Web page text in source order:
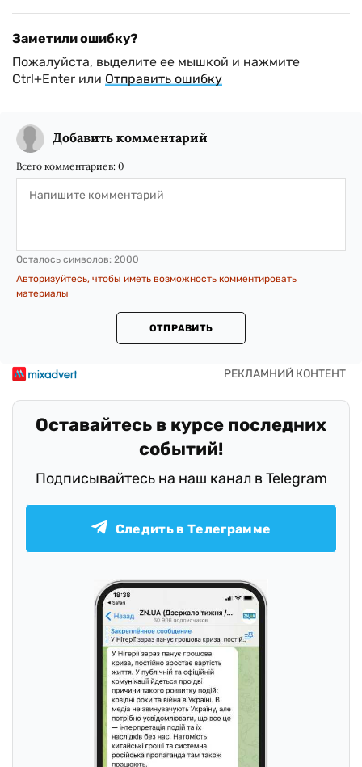
Заметили ошибку?
Пожалуйста, выделите ее мышкой и нажмите
Ctrl+Enter или Отправить ошибку
Добавить комментарий
Всего комментариев: 0
Осталось символов: 2000
Авторизуйтесь, чтобы иметь возможность комментировать
материалы
ОТПРАВИТЬ
Оставайтесь в курсе последних
событий!
Подписывайтесь на наш канал в Telegram
Следить в Телеграмме